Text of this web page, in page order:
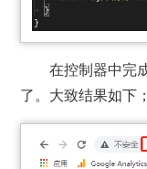
在控制器中完
了。大致结果如下；